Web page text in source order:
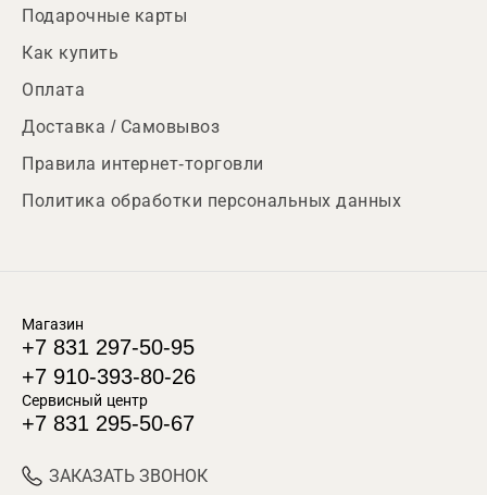
Подарочные карты
Как купить
Оплата
Доставка / Самовывоз
Правила интернет-торговли
Политика обработки персональных данных
Магазин
+7 831 297-50-95
+7 910-393-80-26
Сервисный центр
+7 831 295-50-67
ЗАКАЗАТЬ ЗВОНОК